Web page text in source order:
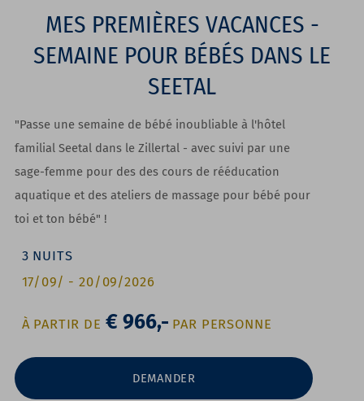
MES PREMIÈRES VACANCES -
SEMAINE POUR BÉBÉS DANS LE
SEETAL
"Passe une semaine de bébé inoubliable à l'hôtel
familial Seetal dans le Zillertal - avec suivi par une
sage-femme pour des des cours de rééducation
aquatique et des ateliers de massage pour bébé pour
toi et ton bébé" !
3 NUITS
17/09/ -20/09/2026
À PARTIR DE € 966,- PAR PERSONNE
DEMANDER